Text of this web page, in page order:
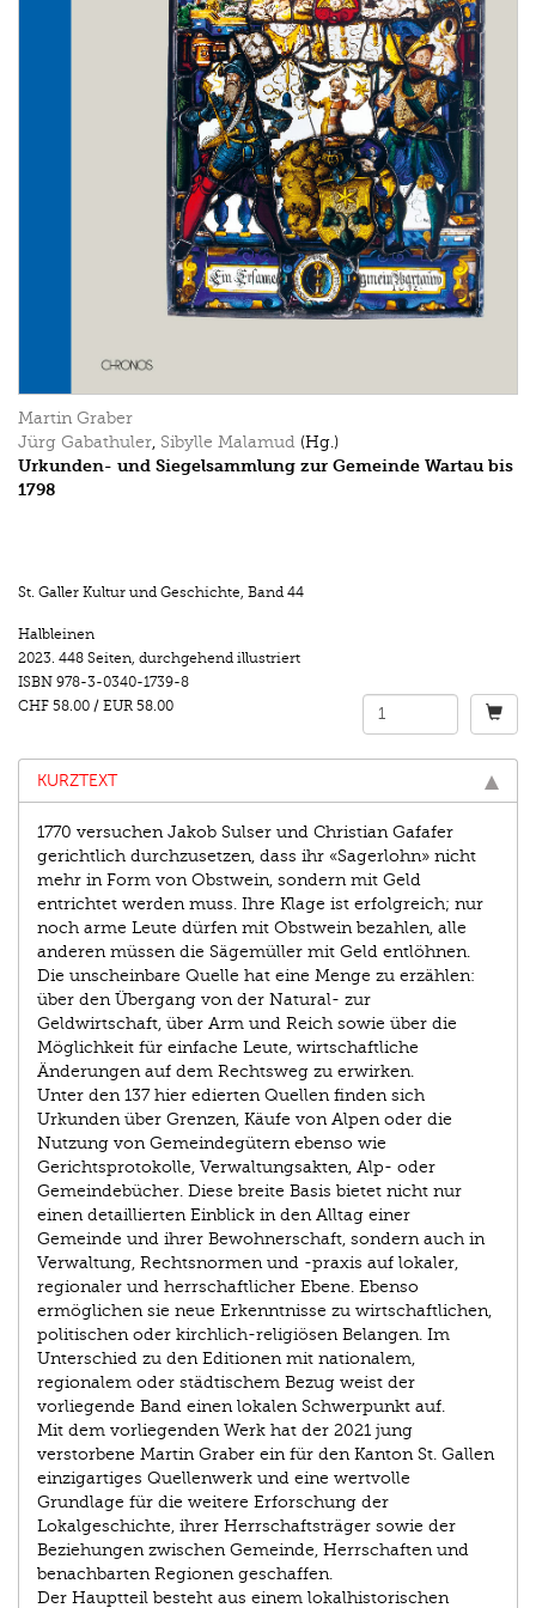
Martin Graber
Jürg Gabathuler Sibylle Malamud (Hg.)
Urkunden- und Siegelsammlung zur Gemeinde Wartau bis
1798
St. Galler Kultur und Geschichte Band 44
Halbleinen
2023. 448 Seiten durchgehend illustriert
ISBN 978-3-0340-1739-8
CHF 58.00 / EUR 58.00
KURZTEXT
1770 versuchen Jakob Sulser und Christian Gafafer
gerichtlich durchzusetzen, dass ihr «Sagerlohn» nicht
mehr in Form von Obstwein, sondern mit Geld
entrichtet werden muss. Ihre Klage ist erfolgreich; nur
noch arme Leute dürfen mit Obstwein bezahlen, alle
anderen müssen die Sägemüller mit Geld entlöhnen.
Die unscheinbare Quelle hat eine Menge zu erzählen:
über den Übergang von der Natural- zur
Geldwirtschaft, über Arm und Reich sowie über die
Möglichkeit für einfache Leute, wirtschaftliche
Änderungen auf dem Rechtsweg zu erwirken.
Unter den 137 hier edierten Quellen finden sich
Urkunden über Grenzen, Käufe von Alpen oder die
Nutzung von Gemeindegütern ebenso wie
Gerichtsprotokolle, Verwaltungsakten, Alp- oder
Gemeindebücher. Diese breite Basis bietet nicht nur
einen detaillierten Einblick in den Alltag einer
Gemeinde und ihrer Bewohnerschaft, sondern auch in
Verwaltung, Rechtsnormen und -praxis auf lokaler,
regionaler und herrschaftlicher Ebene. Ebenso
ermöglichen sie neue Erkenntnisse zu wirtschaftlichen,
politischen oder kirchlich-religiösen Belangen. Im
Unterschied zu den Editionen mit nationalem,
regionalem oder städtischem Bezug weist der
vorliegende Band einen lokalen Schwerpunkt auf.
Mit dem vorliegenden Werk hat der 2021 jung
verstorbene Martin Graber ein für den Kanton St. Gallen
einzigartiges Quellenwerk und eine wertvolle
Grundlage für die weitere Erforschung der
Lokalgeschichte, ihrer Herrschaftsträger sowie der
Beziehungen zwischen Gemeinde, Herrschaften und
benachbarten Regionen geschaffen.
Der Hauptteil besteht aus einem lokalhistorischen